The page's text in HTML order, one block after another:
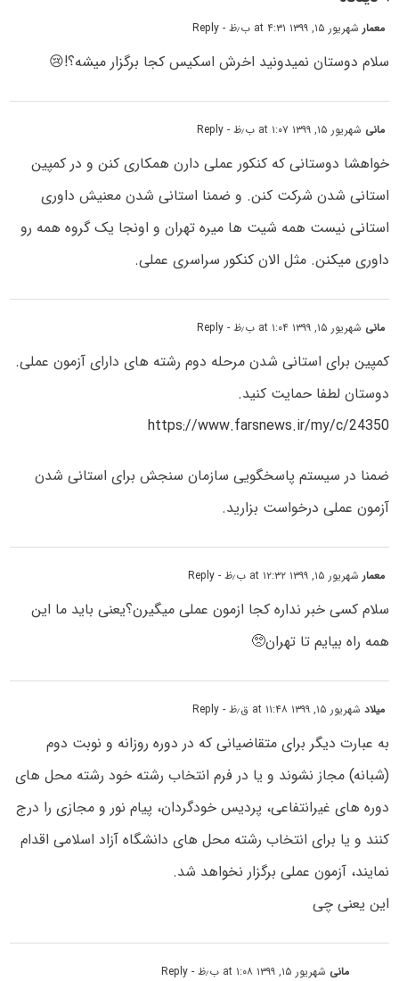
معمار شهریور ۱۵, ۱۳۹۹ at ۴:۳۱ ب٫ظ - Reply
سلام دوستان نمیدونید اخرش اسکیس کجا برگزار میشه؟!😢
مانی شهریور ۱۵, ۱۳۹۹ at ۱:۰۷ ب٫ظ - Reply
خواهشا دوستانی که کنکور عملی دارن همکاری کنن و در کمپین
استانی شدن شرکت کنن. و ضمنا استانی شدن معنیش داوری
استانی نیست همه شیت ها میره تهران و اونجا یک گروه همه رو
داوری میکنن. مثل الان کنکور سراسری عملی.
مانی شهریور ۱۵, ۱۳۹۹ at ۱:۰۴ ب٫ظ - Reply
کمپین برای استانی شدن مرحله دوم رشته های دارای آزمون عملی.
دوستان لطفا حمایت کنید.
https://www.farsnews.ir/my/c/24350
ضمنا در سیستم پاسخگویی سازمان سنجش برای استانی شدن
آزمون عملی درخواست بزارید.
معمار شهریور ۱۵, ۱۳۹۹ at ۱۲:۳۲ ب٫ظ - Reply
سلام کسی خبر نداره کجا ازمون عملی میگیرن؟یعنی باید ما این
همه راه بیایم تا تهران🥺
میلادشهریور ۱۵, ۱۳۹۹ at ۱۱:۴۸ ق٫ظ - Reply
به عبارت دیگر برای متقاضیانی که در دوره روزانه و نوبت دوم
(شبانه) مجاز نشوند و یا در فرم انتخاب رشته خود رشته محل های
دوره های غیرانتفاعی، پردیس خودگردان، پیام نور و مجازی را درج
کنند و یا برای انتخاب رشته محل های دانشگاه آزاد اسلامی اقدام
نمایند، آزمون عملی برگزار نخواهد شد.
این یعنی چی
مانی شهریور ۱۵, ۱۳۹۹ at ۱:۰۸ ب٫ظ - Reply